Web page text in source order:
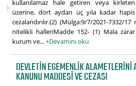
kullanılamaz hale getiren veya
üzerine, dört aydan üç yıla kadar
cezalandırılır.(2) (Mülga:9/7/2021-7332/
nitelikli halleriMadde 152- (1) Mala
kurum ve...+Devamını oku
DEVLETIN EGEMENLIK
KANUNU MADDESI VE CEZASI